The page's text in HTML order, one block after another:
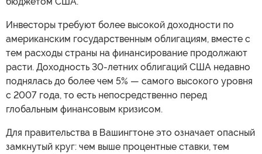
Инвесторы требуют более высокой доходности по
американским государственным облигациям, вместе с
тем расходы страны на финансирование продолжают
расти. Доходность 30-летних облигаций США недавно
поднялась до более чем 5% — самого высокого уровня
с 2007 года, то есть непосредственно перед
глобальным финансовым кризисом.
Для правительства в Вашингтоне это означает опасный
замкнутый круг: чем выше процентные ставки, тем